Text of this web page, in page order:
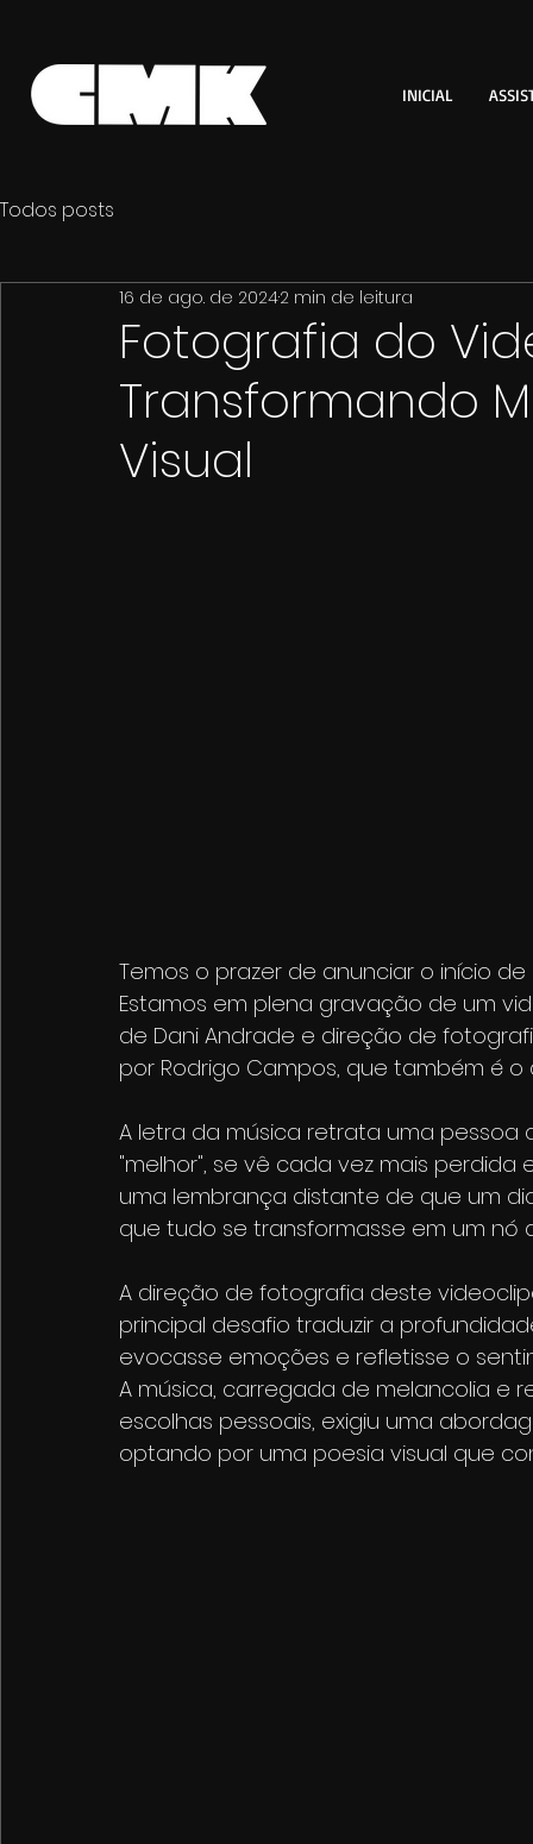
INICIAL
Todos posts
Fotografia do
Transformando
Visual
16 de ago. de 20242 min de leitura
Temos o prazer de anunciar o início
Estamos em plena gravação de um
de Dani Andrade e direção de
por Rodrigo Campos, que também é
A letra da música retrata uma
"melhor", se vê cada vez mais
uma lembrança distante de que um
que tudo se transformasse em um nó
A direção de fotografia deste
principal desafio traduzir a
evocasse emoções e refletisse o
A música, carregada de melancolia e
escolhas pessoais, exigiu uma
optando por uma poesia visual que